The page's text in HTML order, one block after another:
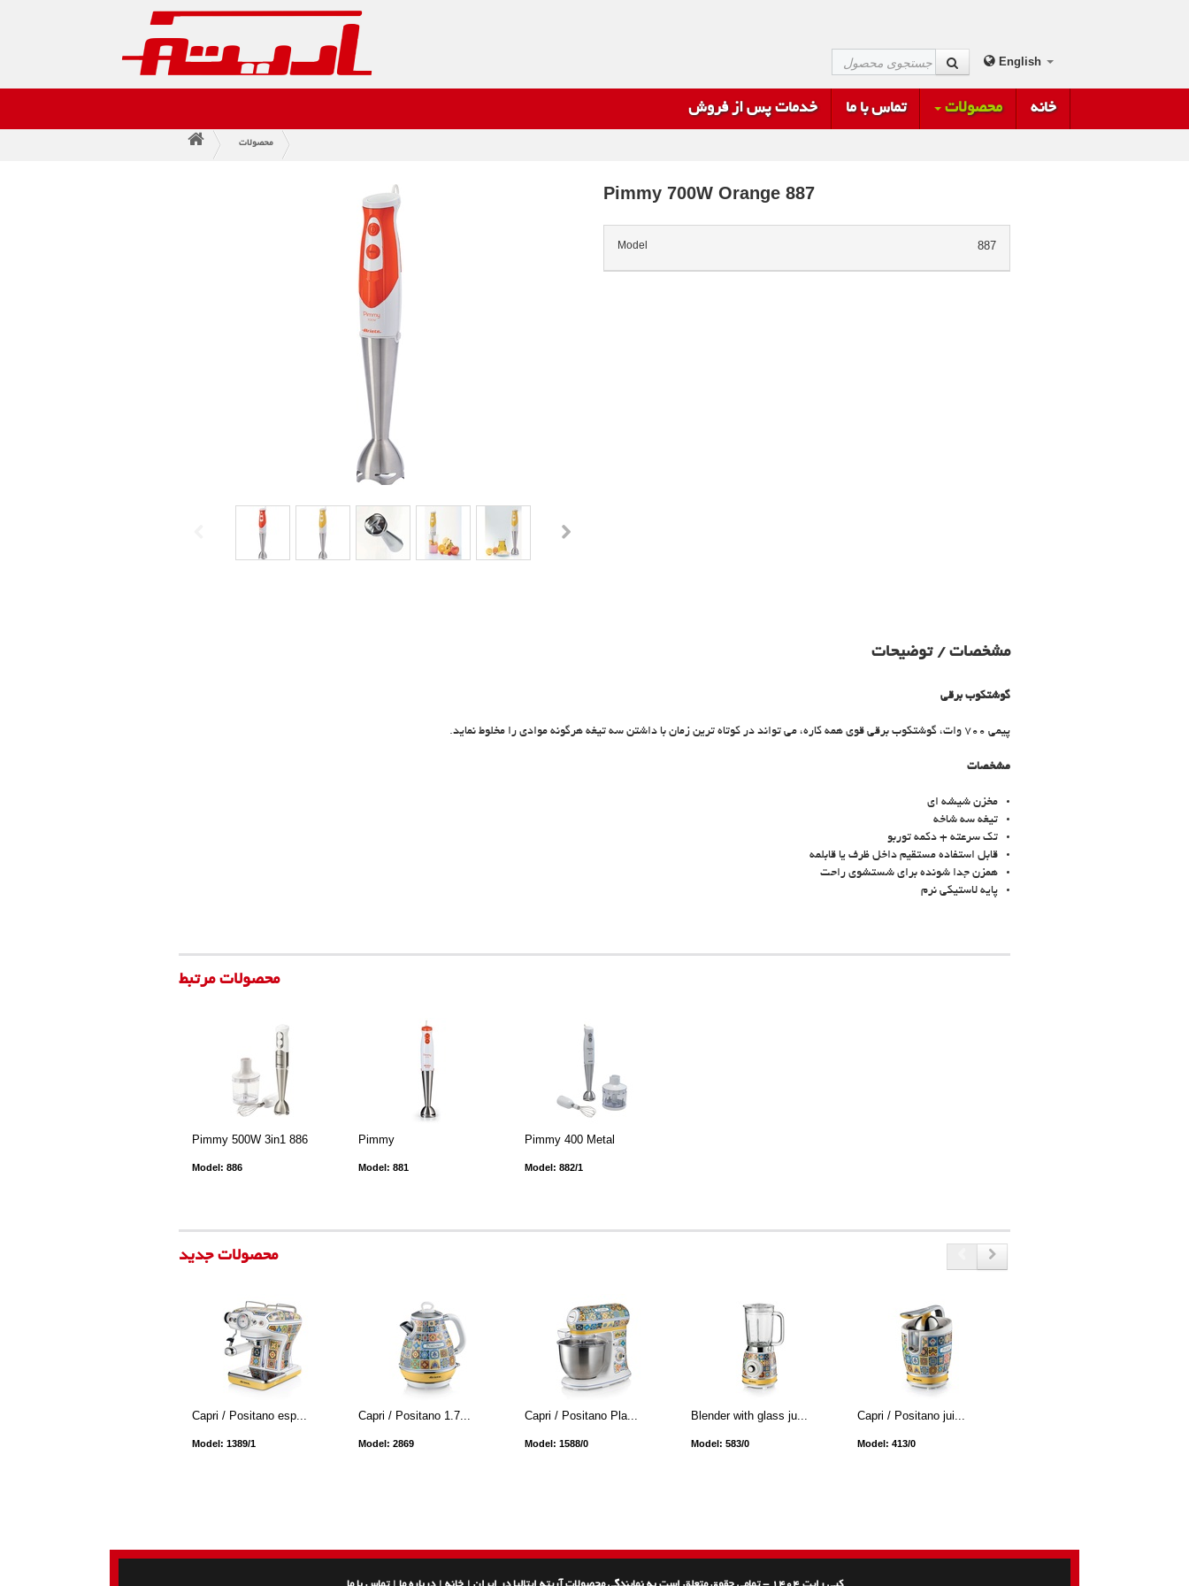
English
خانه محصولات تماس با ما خدمات پس از فروش
محصولات
Pimmy 700W Orange 887
Model 887
مشخصات / توضیحات
گوشتکوب برقی
پیمی 700 وات، گوشتکوب برقی قوی همه کاره، می تواند در کوتاه ترین زمان با داشتن سه تیغه هرگونه موادی را مخلوط نماید.
مشخصات
مخزن شیشه ای
تیغه سه شاخه
تک سرعته + دکمه توربو
قابل استفاده مستقیم داخل ظرف یا قابلمه
همزن جدا شونده برای شستشوی راحت
پایه لاستیکی نرم
محصولات مرتبط
Pimmy 500W 3in1 886
Model: 886
Pimmy
Model: 881
Pimmy 400 Metal
Model: 882/1
محصولات جدید
Capri / Positano esp...
Model: 1389/1
Capri / Positano 1.7...
Model: 2869
Capri / Positano Pla...
Model: 1588/0
Blender with glass ju...
Model: 583/0
Capri / Positano jui...
Model: 413/0